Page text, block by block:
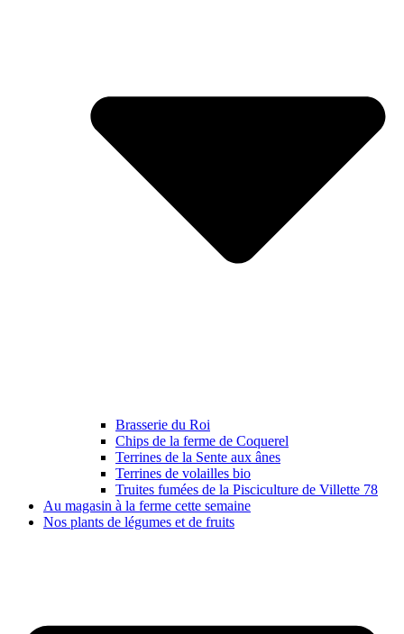
Brasserie du Roi
Chips de la ferme de Coquerel
Terrines de la Sente aux ânes
Terrines de volailles bio
Truites fumées de la Pisciculture de Villette 78
Au magasin à la ferme cette semaine
Nos plants de légumes et de fruits